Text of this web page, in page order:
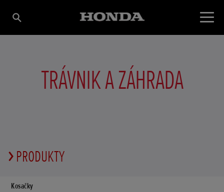
TRÁVNIK A ZÁHRADA
PRODUKTY
Kosačky